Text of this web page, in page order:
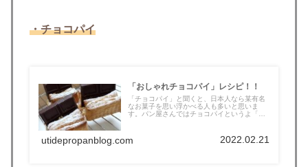
・チョコパイ
「おしゃれチョコパイ」レシピ！！
「チョコパイ」と聞くと、日本人なら某有名
なお菓子を思い浮かべる人も多いと思いま
す。パン屋さんではチョコパイというよ「チ
utidepropanblog.com 2022.02.21